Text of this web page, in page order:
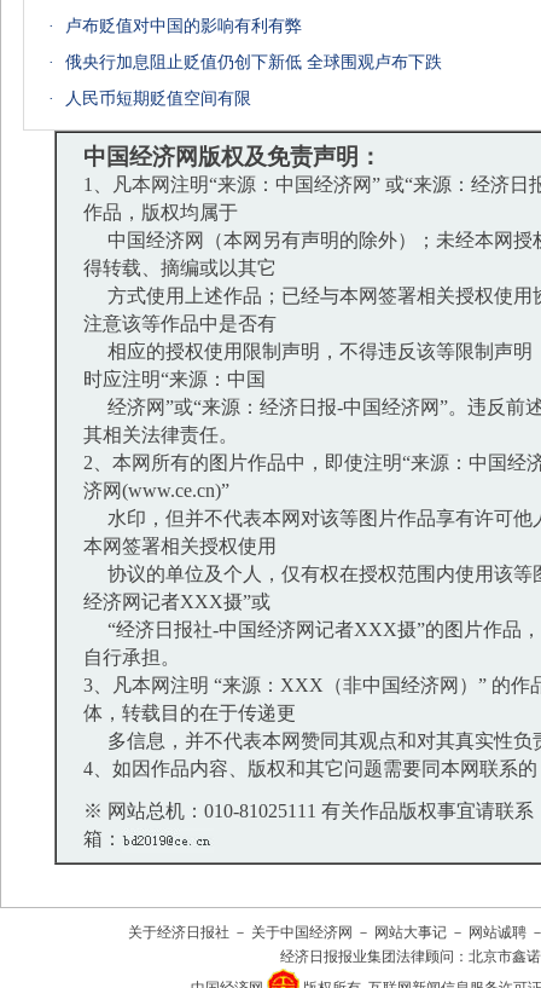
·
卢布贬值对中国的影响有利有弊
·
俄央行加息阻止贬值仍创下新低 全球围观卢布下跌
·
人民币短期贬值空间有限
中国经济网版权及免责声明：
1、凡本网注明“来源：中国经济网” 或“来源：经济日
作品，版权均属于
中国经济网（本网另有声明的除外）；未经本网授
得转载、摘编或以其它
方式使用上述作品；已经与本网签署相关授权使用
注意该等作品中是否有
相应的授权使用限制声明，不得违反该等限制声明
时应注明“来源：中国
经济网”或“来源：经济日报-中国经济网”。违反前
其相关法律责任。
2、本网所有的图片作品中，即使注明“来源：中国经
济网(www.ce.cn)”
水印，但并不代表本网对该等图片作品享有许可他
本网签署相关授权使用
协议的单位及个人，仅有权在授权范围内使用该等
经济网记者XXX摄”或
“经济日报社-中国经济网记者XXX摄”的图片作品
自行承担。
3、凡本网注明 “来源：XXX（非中国经济网）” 的作
体，转载目的在于传递更
多信息，并不代表本网赞同其观点和对其真实性负
4、如因作品内容、版权和其它问题需要同本网联系
※ 网站总机：010-81025111 有关作品版权事宜请联系
箱：
关于经济日报社 － 关于中国经济网 － 网站大事记 － 网站诚聘
经济日报报业集团法律顾问： 北京市鑫